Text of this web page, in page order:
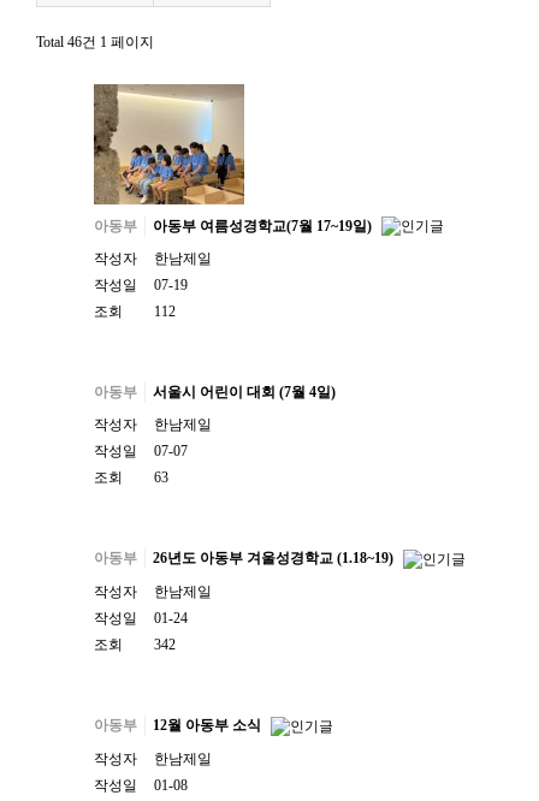
Total 46건 1 페이지
아동부
아동부 여름성경학교(7월 17~19일)
작성자
한남제일
작성일
07-19
조회
112
아동부
서울시 어린이 대회 (7월 4일)
작성자
한남제일
작성일
07-07
조회
63
아동부
26년도 아동부 겨울성경학교 (1.18~19)
작성자
한남제일
작성일
01-24
조회
342
아동부
12월 아동부 소식
작성자
한남제일
작성일
01-08